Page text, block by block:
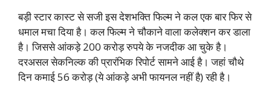
बड़ी स्टार कास्ट से सजी इस देशभक्ति फिल्म ने कल एक बार फिर से
धमाल मचा दिया है। कल फिल्म ने चौकाने वाला कलेक्शन कर डाला
है। जिससे आंकड़े 200 करोड़ रुपये के नजदीक आ चुके है।
दरअसल सेकनिल्क की प्रारंभिक रिपोर्ट सामने आई है। जहां चौथे
दिन कमाई 56 करोड़ (ये आंकड़े अभी फायनल नहीं है) रही है।